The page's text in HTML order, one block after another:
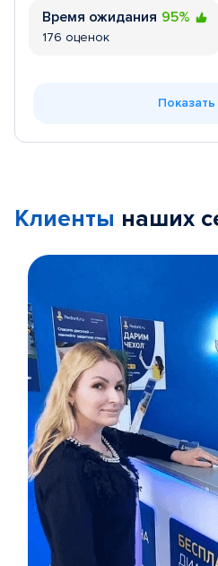
Время ожидания 95%
176 оценок
Клиенты наших